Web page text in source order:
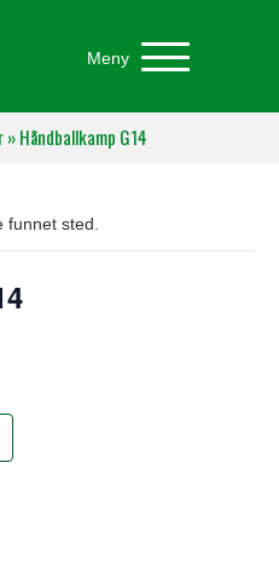
Meny
»Håndballkamp G14
sted.